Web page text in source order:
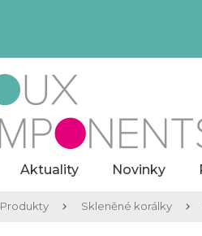
Aktuality Novinky
Produkty Skleněné korálky